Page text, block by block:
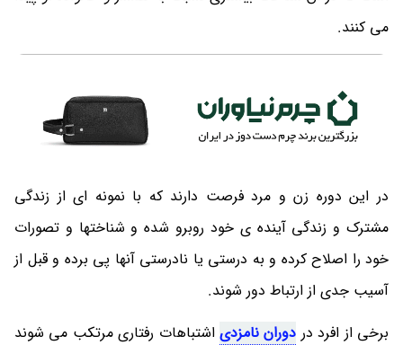
می کنند.
در این دوره زن و مرد فرصت دارند که با نمونه ای از زندگی
مشترک و زندگی آینده ی خود روبرو شده و شناختها و تصورات
خود را اصلاح کرده و به درستی یا نادرستی آنها پی برده و قبل از
آسیب جدی از ارتباط دور شوند.
برخی از افرد در دوران نامزدی اشتباهات رفتاری مرتکب می شوند